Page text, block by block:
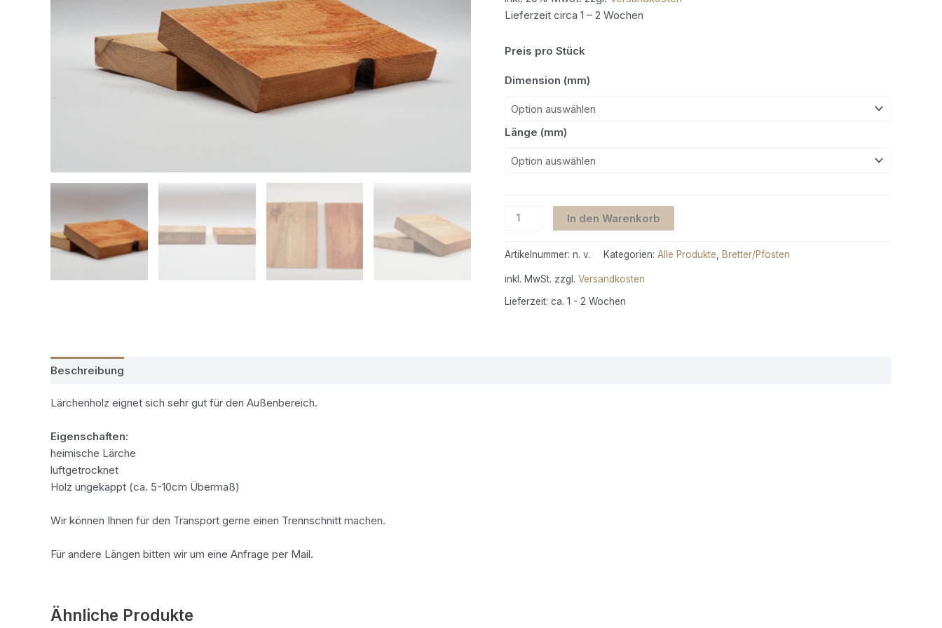
Lieferzeit circa 1 – 2 Wochen
Preis pro Stück
Dimension (mm)
Länge (mm)
In den Warenkorb
Artikelnummer: n. v. Kategorien: Alle Produkte, Bretter/Pfosten
inkl. MwSt. zzgl. Versandkosten
Lieferzeit: ca. 1 - 2 Wochen
Beschreibung
Lärchenholz eignet sich sehr gut für den Außenbereich.
Eigenschaften:
heimische Lärche
luftgetrocknet
Holz ungekappt (ca. 5-10cm Übermaß)
Wir können Ihnen für den Transport gerne einen Trennschnitt machen.
Für andere Längen bitten wir um eine Anfrage per Mail.
Ähnliche Produkte